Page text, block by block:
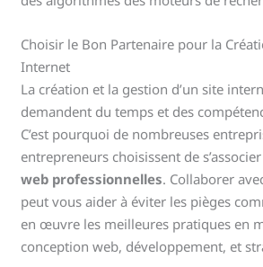
Choisir le Bon Partenaire pour la
Internet
La création et la gestion d’un site
demandent du temps et des
C’est pourquoi de nombreuses
entrepreneurs choisissent de
web professionnelles. Collaborer
peut vous aider à éviter les pièges
en œuvre les meilleures pratiques en
conception web, développement, et